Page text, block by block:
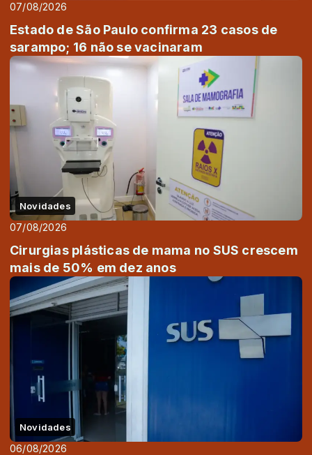
07/08/2026
Estado de São Paulo confirma 23 casos de
sarampo; 16 não se vacinaram
Novidades
07/08/2026
Cirurgias plásticas de mama no SUS crescem
mais de 50% em dez anos
Novidades
06/08/2026